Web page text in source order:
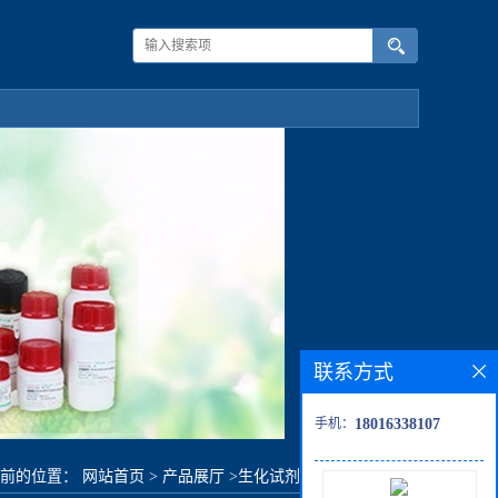
的位置： 网站首页 > 产品展厅 >生化试剂 环己基氯化镁
联系方式
手机： 18016338107